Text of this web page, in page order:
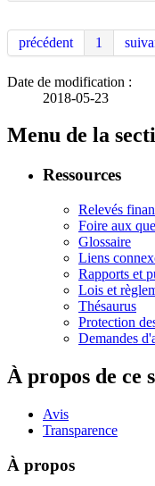
précédent 1
Date de modification :
2018-05-23
Menu de la
Ressources
Relevés
Foire aux
Glossaire
Liens
Rapports et
Lois et
Thésaurus
Protection
Demandes
À propos de ce
Avis
Transparence
À propos